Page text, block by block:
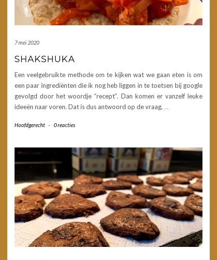
7 mei 2020
SHAKSHUKA
Een veelgebruikte methode om te kijken wat we gaan eten is om
een paar ingrediënten die ik nog heb liggen in te toetsen bij google
gevolgd door het woordje “recept”. Dan komen er vanzelf leuke
ideeën naar voren. Dat is dus antwoord op de vraag, …
Hoofdgerecht - 0 reacties